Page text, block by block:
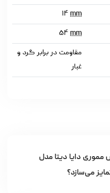
۱۴ mm
۵۴ mm
مقاومت در برابر گرد و
غبار
دایا دیتا مدل